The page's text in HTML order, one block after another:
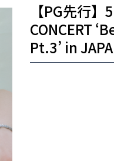
【PG先行
CONCERT
Pt.3’ in